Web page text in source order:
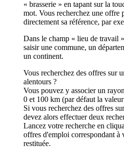
« brasserie » en tapant sur la
mot. Vous recherchez une offre
directement sa référence, par
Dans le champ « lieu de travail
saisir une commune, un
un continent.
Vous recherchez des offres sur
alentours ?
Vous pouvez y associer un
0 et 100 km (par défaut la
Si vous recherchez des offres
devez alors effectuer deux
Lancez votre recherche en
offres d'emploi correspondant à
restituée.